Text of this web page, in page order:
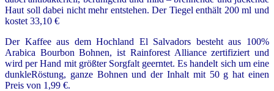
Haut soll dabei nicht mehr entstehen. Der Tiegel enthält 200 ml und
kostet 33,10 €
Der Kaffee aus dem Hochland El Salvadors besteht aus 100%
Arabica Bourbon Bohnen, ist Rainforest Alliance zertifiziert und
wird per Hand mit größter Sorgfalt geerntet. Es handelt sich um eine
dunkleRöstung, ganze Bohnen und der Inhalt mit 50 g hat einen
Preis von 1,99 €.